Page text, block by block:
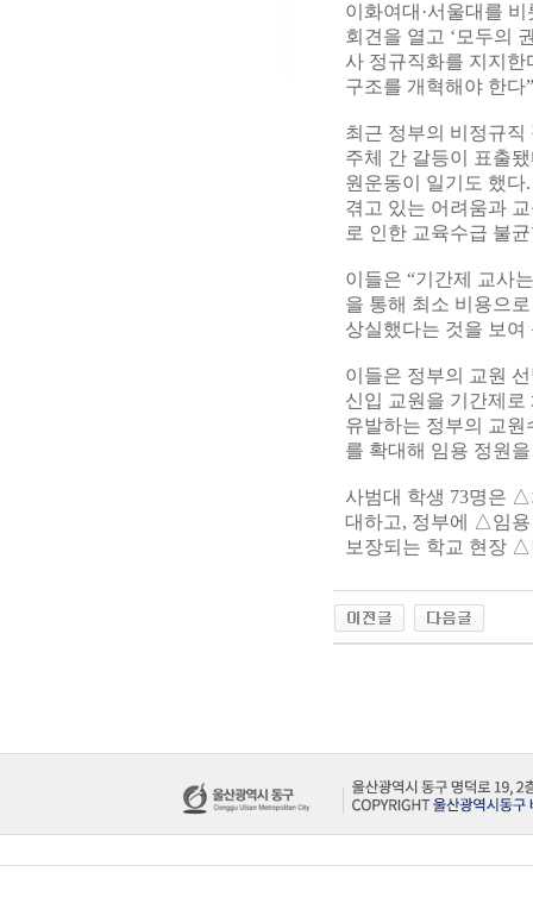
이화여대·서울대를
회견을 열고 ‘모두의
사 정규직화를 지지한
구조를 개혁해야 한다
최근 정부의 비정규
주체 간 갈등이 표출
원운동이 일기도 했
겪고 있는 어려움과
로 인한 교육수급 불
이들은 “기간제 교사
을 통해 최소 비용으
상실했다는 것을 보여
이들은 정부의 교원
신입 교원을 기간제로
유발하는 정부의 교원
를 확대해 임용 정원
사범대 학생 73명은
대하고, 정부에 △임
보장되는 학교 현장